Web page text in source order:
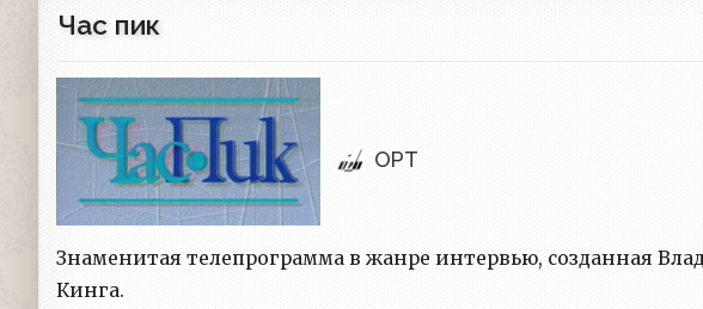
Час пик
ОРТ
Знаменитая телепрограмма в жанре интервью, созданная
Кинга.